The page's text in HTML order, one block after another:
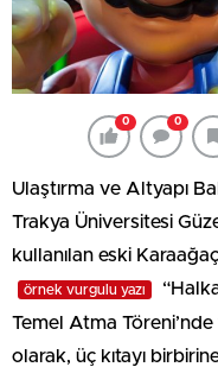
0 0
Ulaştırma ve Altyapı
Trakya Üniversitesi
kullanılan eski
örnek vurgulu yazı
Temel Atma
olarak, üç kıtayı